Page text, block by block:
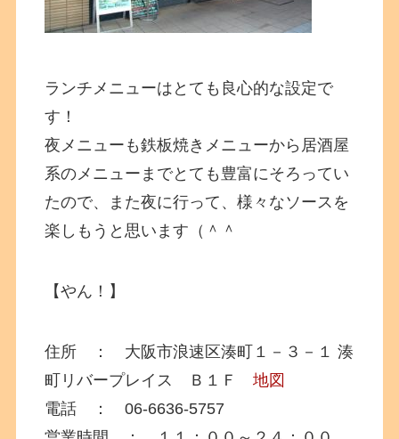
ランチメニューはとても良心的な設定で
す！
夜メニューも鉄板焼きメニューから居酒屋
系のメニューまでとても豊富にそろってい
たので、また夜に行って、様々なソースを
楽しもうと思います（＾＾
【やん！】
住所 ： 大阪市浪速区湊町１－３－１ 湊
町リバープレイス Ｂ１Ｆ地図
電話 ： 06-6636-5757